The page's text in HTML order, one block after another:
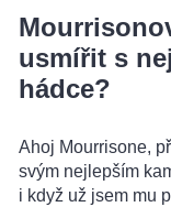
usmířit s
hádce?
Ahoj Mourrisone,
svým nejlepším
i když už jsem mu